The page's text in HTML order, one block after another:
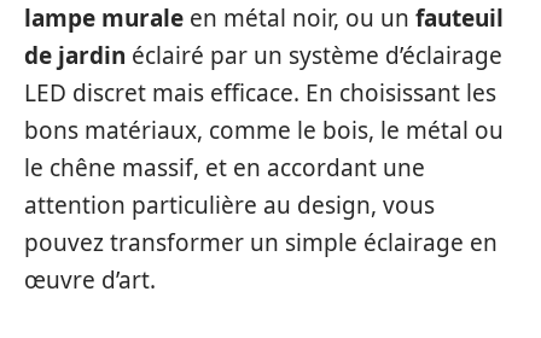
lampe murale en métal noir, ou un fauteuil
de jardin éclairé par un système d’éclairage
LED discret mais efficace. En choisissant les
bons matériaux, comme le bois, le métal ou
le chêne massif, et en accordant une
attention particulière au design, vous
pouvez transformer un simple éclairage en
œuvre d’art.